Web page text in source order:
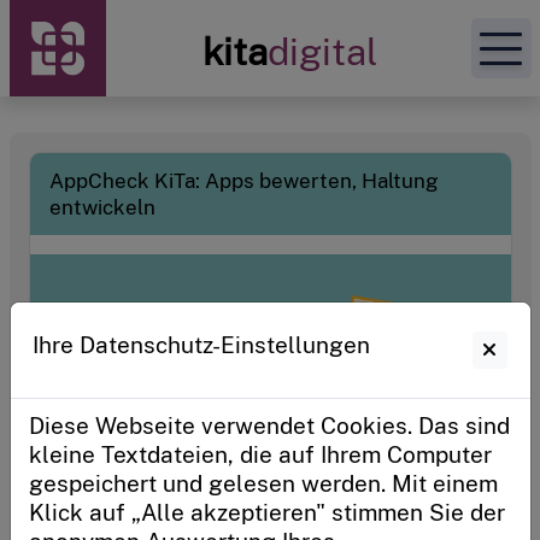
kitadigital
Unsere Angebote
Plattform zur Kitatransformation
Mein Kitadigital
Zugangscode?
Sie verwalten eine Kita oder sind ein Kitaträger?
Anmelden
AppCheck KiTa: Apps bewerten, Haltung
entwickeln
Ihre Datenschutz-Einstellungen
Diese Webseite verwendet Cookies. Das sind
kleine Textdateien, die auf Ihrem Computer
gespeichert und gelesen werden. Mit einem
Klick auf „Alle akzeptieren" stimmen Sie der